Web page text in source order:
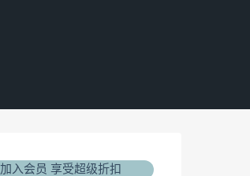
加入会员 享受超级折扣